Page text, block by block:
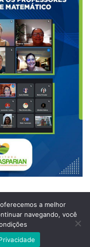
Levy Gasparian /RJ –
a melhor
navegando, você